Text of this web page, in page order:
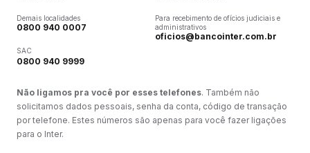
Demais localidades
0800 940 0007
SAC
0800 940 9999
Para recebimento de ofícios judiciais e
administrativos
oficios@bancointer.com.br
Não ligamos pra você por esses telefones. Também não
solicitamos dados pessoais, senha da conta, código de transação
por telefone. Estes números são apenas para você fazer ligações
para o Inter.